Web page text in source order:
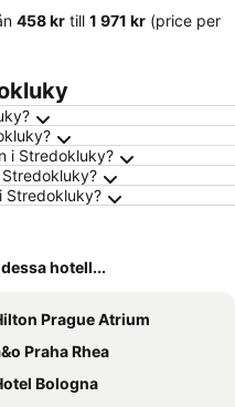
‎458 kr till ‎1 971 kr (price per
i Stredokluky?
Stredokluky?
hotell...
Prague Atrium
Praha Rhea
Bologna